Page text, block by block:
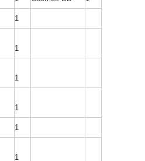
1
1
1
1
1
1